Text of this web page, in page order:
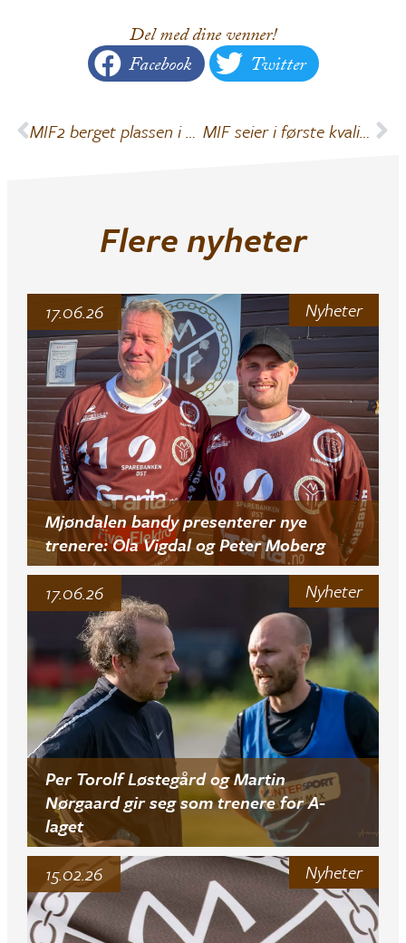
Del med dine venner!
Facebook Twitter
MIF2 berget plassen i 2. div MIF seier i første kvalik kamp
Flere nyheter
Nyheter
Mjøndalen bandy presenterer nye
trenere: Ola Vigdal og Peter Moberg
17.06.26
Nyheter
Per Torolf Løstegård og Martin
Nørgaard gir seg som trenere for A-
laget
17.06.26
Nyheter
15.02.26